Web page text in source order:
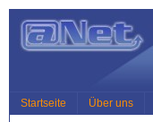
Startseite Über uns